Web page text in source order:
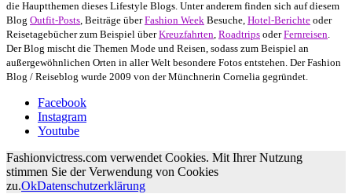
die Hauptthemen dieses Lifestyle Blogs. Unter anderem finden sich auf diesem
Blog Outfit-Posts, Beiträge überFashion Week Besuche, Hotel-Berichte oder
Reisetagebücher zum Beispiel überKreuzfahrten, Roadtrips oderFernreisen.
Der Blog mischt die Themen Mode und Reisen, sodass zum Beispiel an
außergewöhnlichen Orten in aller Welt besondere Fotos entstehen. Der Fashion
Blog / Reiseblog wurde 2009 von der Münchnerin Cornelia gegründet.
Facebook
Instagram
Youtube
Fashionvictress.com verwendet Cookies. Mit Ihrer Nutzung
stimmen Sie der Verwendung von Cookies
zu.OkDatenschutzerklärung